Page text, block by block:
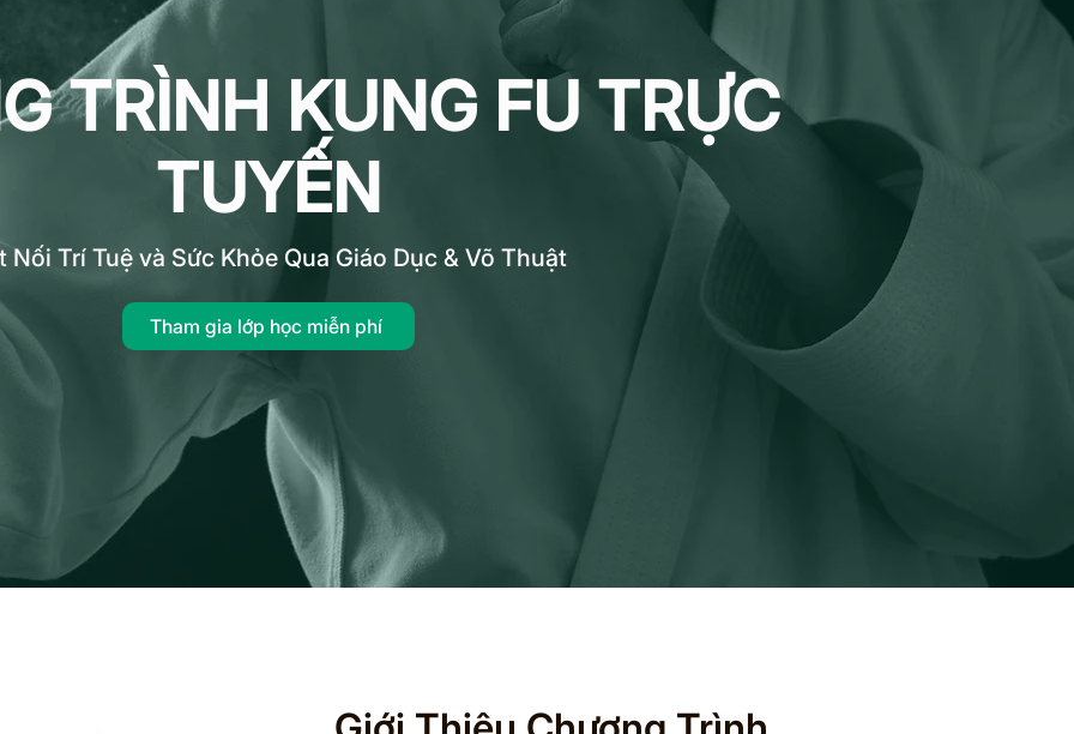
TRÌNH KUNG FU TRỰC
TUYẾN
Nối Trí Tuệ và Sức Khỏe Qua Giáo Dục & Võ Thuật
Tham gia lớp học miễn phí